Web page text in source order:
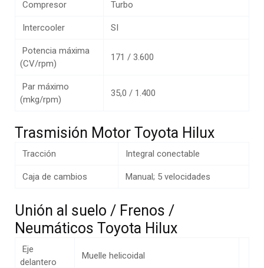
Compresor Turbo
Intercooler SI
Potencia máxima
(CV/rpm)
171 / 3.600
Par máximo
(mkg/rpm)
35,0 / 1.400
Trasmisión Motor Toyota Hilux
Tracción Integral conectable
Caja de cambios Manual; 5 velocidades
Unión al suelo / Frenos /
Neumáticos Toyota Hilux
Eje
delantero
Muelle helicoidal